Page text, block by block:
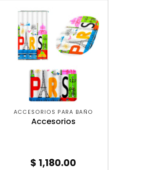
ACCESORIOS PARA BAÑO
Accesorios
$ 1,180.00